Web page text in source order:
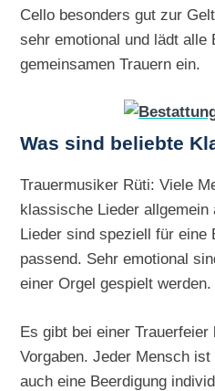
Cello besonders gut zur
sehr emotional und lädt alle
gemeinsamen Trauern ein.
Was sind beliebte
Trauermusiker Rüti: Viele
klassische Lieder
Lieder sind speziell für eine
passend. Sehr emotional
einer Orgel gespielt werden.
Es gibt bei einer
Vorgaben. Jeder Mensch
auch eine Beerdigung